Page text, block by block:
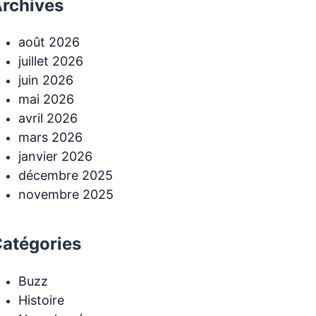
août 2026
juillet 2026
juin 2026
mai 2026
avril 2026
mars 2026
janvier 2026
décembre 2025
novembre 2025
Buzz
Histoire